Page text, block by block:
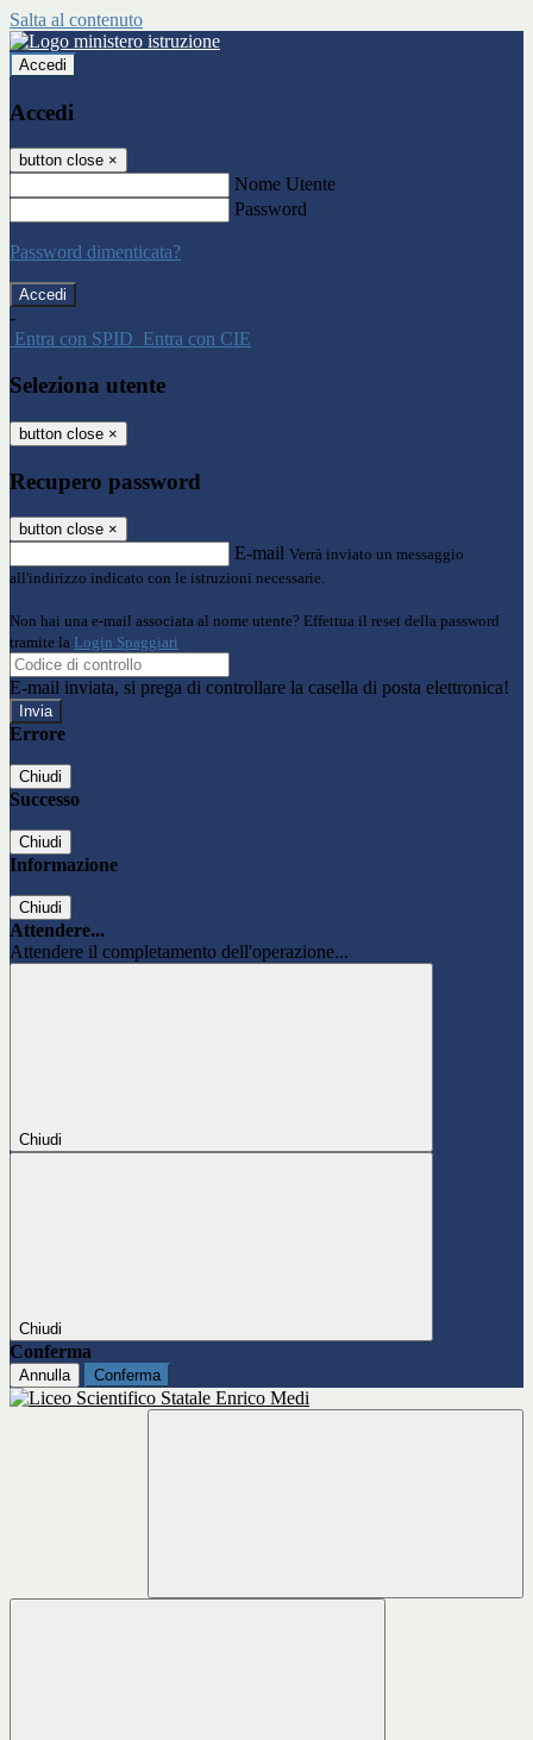
Salta al contenuto
Accedi
Accedi
button close ×
Nome Utente
Password
Password dimenticata?
-
Entra con SPID Entra con CIE
Seleziona utente
button close ×
Recupero password
button close ×
E-mail Verrà inviato un messaggio
all'indirizzo indicato con le istruzioni necessarie.
Non hai una e-mail associata al nome utente? Effettua il reset della password
tramite la Login Spaggiari
E-mail inviata, si prega di controllare la casella di posta elettronica!
Errore
Chiudi
Successo
Chiudi
Informazione
Chiudi
Attendere...
Attendere il completamento dell'operazione...
Chiudi
Chiudi
Conferma
Annulla Conferma